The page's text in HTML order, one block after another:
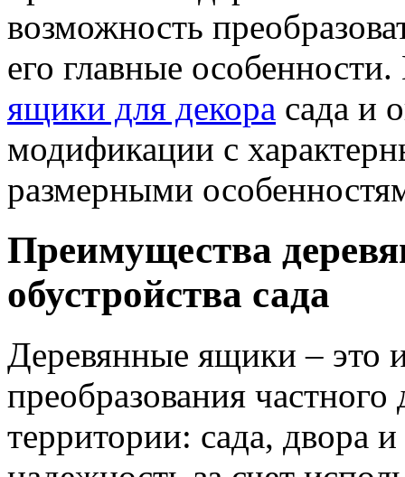
возможность
его главные
ящики для декора сада и
модификации с
размерными
Преимущества
обустройства сада
Деревянные ящики – это
преобразования
территории: сада, двора